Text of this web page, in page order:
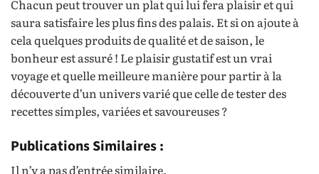
Chacun peut trouver un plat qui lui fera plaisir et qui
saura satisfaire les plus fins des palais. Et si on ajoute à
cela quelques produits de qualité et de saison, le
bonheur est assuré ! Le plaisir gustatif est un vrai
voyage et quelle meilleure manière pour partir à la
découverte d’un univers varié que celle de tester des
recettes simples, variées et savoureuses ?
Publications Similaires :
Il n’y a pas d’entrée similaire.